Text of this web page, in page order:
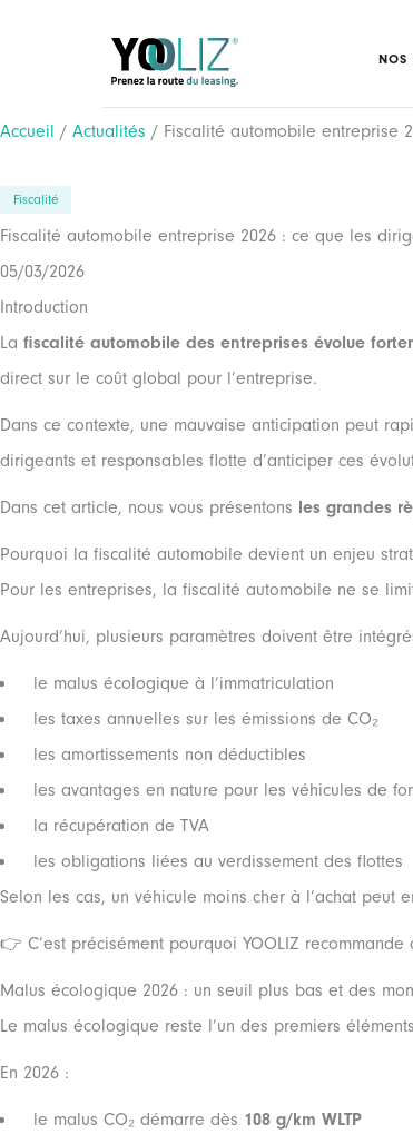
NOS
Accueil / Actualités / Fiscalité automobile entreprise
Fiscalité
Fiscalité automobile entreprise 2026 : ce que les
05/03/2026
Introduction
La fiscalité automobile des entreprises évolue
direct sur le coût global pour l’entreprise.
Dans ce contexte, une mauvaise anticipation peut
dirigeants et responsables flotte d’anticiper ces
Dans cet article, nous vous présentons les grandes
Pourquoi la fiscalité automobile devient un enjeu
Pour les entreprises, la fiscalité automobile ne se
Aujourd’hui, plusieurs paramètres doivent être
le malus écologique à l’immatriculation
les taxes annuelles sur les émissions de CO₂
les amortissements non déductibles
les avantages en nature pour les véhicules de
la récupération de TVA
les obligations liées au verdissement des flottes
Selon les cas, un véhicule moins cher à l’achat peut
👉 C’est précisément pourquoi YOOLIZ recommande
Malus écologique 2026 : un seuil plus bas et des
Le malus écologique reste l’un des premiers
En 2026 :
le malus CO₂ démarre dès 108 g/km WLTP